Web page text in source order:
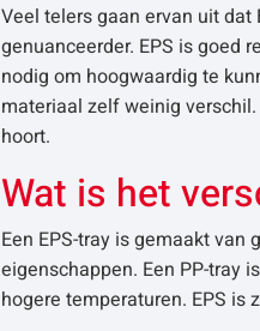
Veel telers gaan ervan uit
genuanceerder. EPS is goed
nodig om hoogwaardig te
materiaal zelf weinig
hoort.
Wat is het
Een EPS-tray is gemaakt
eigenschappen. Een PP-tray
hogere temperaturen. EPS is